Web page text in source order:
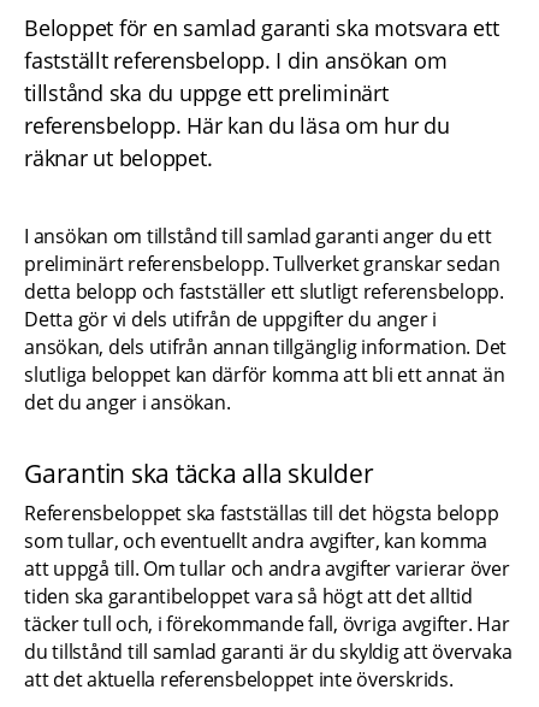
Beloppet för en samlad garanti ska motsvara ett
fastställt referensbelopp. I din ansökan om
tillstånd ska du uppge ett preliminärt
referensbelopp. Här kan du läsa om hur du
räknar ut beloppet.
I ansökan om tillstånd till samlad garanti anger du ett
preliminärt referensbelopp. Tullverket granskar sedan
detta belopp och fastställer ett slutligt referensbelopp.
Detta gör vi dels utifrån de uppgifter du anger i
ansökan, dels utifrån annan tillgänglig information. Det
slutliga beloppet kan därför komma att bli ett annat än
det du anger i ansökan.
Garantin ska täcka alla skulder
Referensbeloppet ska fastställas till det högsta belopp
som tullar, och eventuellt andra avgifter, kan komma
att uppgå till. Om tullar och andra avgifter varierar över
tiden ska garantibeloppet vara så högt att det alltid
täcker tull och, i förekommande fall, övriga avgifter. Har
du tillstånd till samlad garanti är du skyldig att övervaka
att det aktuella referensbeloppet inte överskrids.